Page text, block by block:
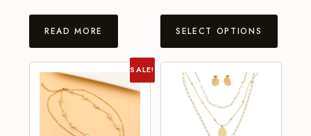
READ MORE SELECT OPTIONS
SALE!